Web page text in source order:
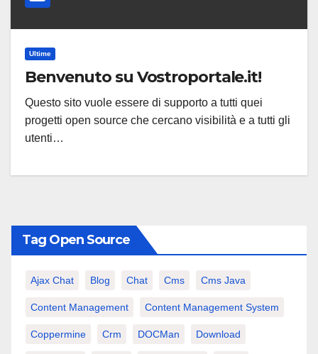
Ultime
Benvenuto su Vostroportale.it!
Questo sito vuole essere di supporto a tutti quei
progetti open source che cercano visibilità e a tutti gli
utenti…
Tag Open Source
Ajax Chat Blog Chat Cms Cms Java
Content Management Content Management System
Coppermine Crm DOCMan Download